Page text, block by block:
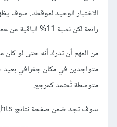
رائعة لكن نسبة 11% الباقية من عمليات تحميل الصفحة تقع خارج ذلك المجال، وهذا يعني أن LCP لبعض المشتركين يحتاج وقتًا أكبر من 1.5 ثانية.
من المهم أن تدرك أنه حتى لو
متواجدين في مكان جغرافي
متوسطة تُعتمد كمرجع.
سوف تجد ضمن صفحة نتائج PageSpeed Insights قسم Experiment data وهنا يوفر لك جوجل نتائج دقيقة للاختبار الذي أجراه للتو على صفحتك.